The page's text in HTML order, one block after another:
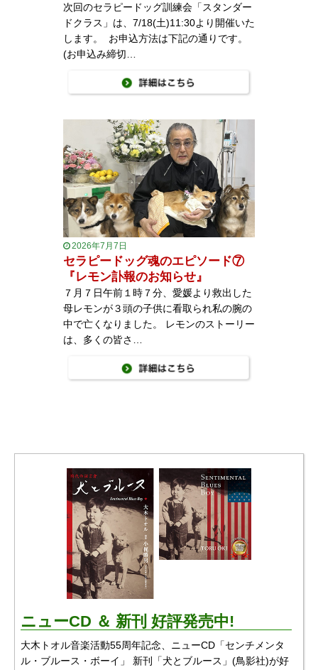
次回のセラピードッグ訓練会「スタンダー
ドクラス」は、7/18(土)11:30より開催いた
します。 お申込方法は下記の通りです。
(お申込み締切…
2026年7月7日
セラピードッグ魂のエピソード⑦
『レモン訃報のお知らせ』
７月７日午前１時７分、愛媛より救出した
母レモンが３頭の子供に看取られ私の腕の
中で亡くなりました。 レモンのストーリー
は、多くの皆さ…
ニューCD ＆ 新刊 好評発売中!
大木トオル音楽活動55周年記念、ニューCD「センチメンタ
ル・ブルース・ボーイ」 新刊「犬とブルース」(鳥影社)が好